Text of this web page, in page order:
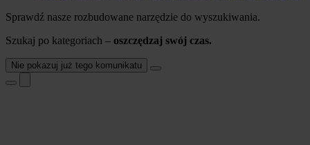
Sprawdź nasze rozbudowane narzędzie do wyszukiwania.
Szukaj po kategoriach – oszczędzaj swój czas.
Nie pokazuj już tego komunikatu